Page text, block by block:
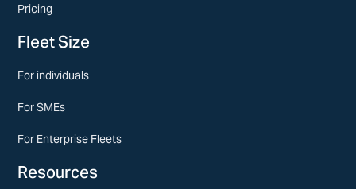
Pricing
Fleet Size
For individuals
For SMEs
For Enterprise Fleets
Resources